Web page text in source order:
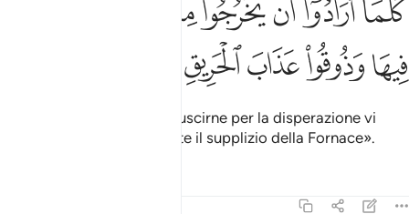
كُلَّمَآ أَرَادُوٓا۟ أَن يَخْرُجُوا۟ مِنْهَا مِنْ غَمٍّ أُعِيدُوا۟ فِيهَا
ﲯﲰﲱﲲﲳ
ﲷﲸﲹﲺ
e ogni volta che vorranno uscirne per la disperazione vi
saranno ricacciati: «Gustate il supplizio della Fornace».